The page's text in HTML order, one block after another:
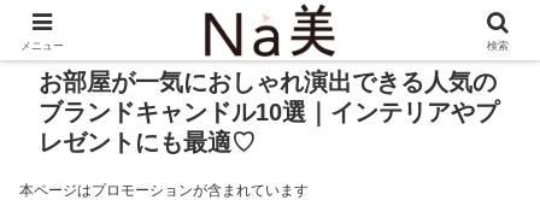
お部屋が一気におしゃれ演出できる人気の
ブランドキャンドル10選｜インテリアやプ
レゼントにも最適♡
本ページはプロモーションが含まれています
メニュー 検索